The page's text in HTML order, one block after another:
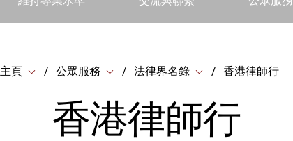
主頁 公眾服務 法律界名錄 香港律師行
香港律師行